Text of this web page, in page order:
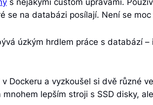
se na databázi posílají. Není se
úzkým hrdlem práce s databází
Dockeru a vyzkoušel si dvě různé
lepším stroji s SSD disky,